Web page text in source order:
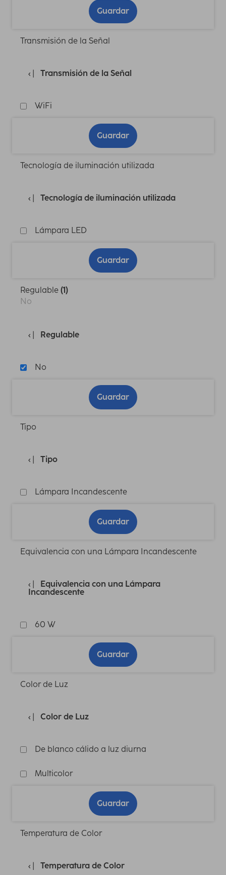
Guardar
Transmisión de la Señal
Transmisión de la Señal
WiFi
Guardar
Tecnología de iluminación utilizada
Tecnología de iluminación utilizada
Lámpara LED
Guardar
Regulable (1)
No
Regulable
No
Guardar
Tipo
Tipo
Lámpara Incandescente
Guardar
Equivalencia con una Lámpara Incandescente
Equivalencia con una Lámpara
Incandescente
60 W
Guardar
Color de Luz
Color de Luz
De blanco cálido a luz diurna
Multicolor
Guardar
Temperatura de Color
Temperatura de Color